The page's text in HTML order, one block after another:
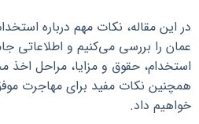
در این مقاله، نکات مهم درباره
عمان را بررسی می‌کنیم و اطلاعاتی
استخدام، حقوق و مزایا، مراحل اخذ
همچنین نکات مفید برای مهاجرت
خواهیم داد.